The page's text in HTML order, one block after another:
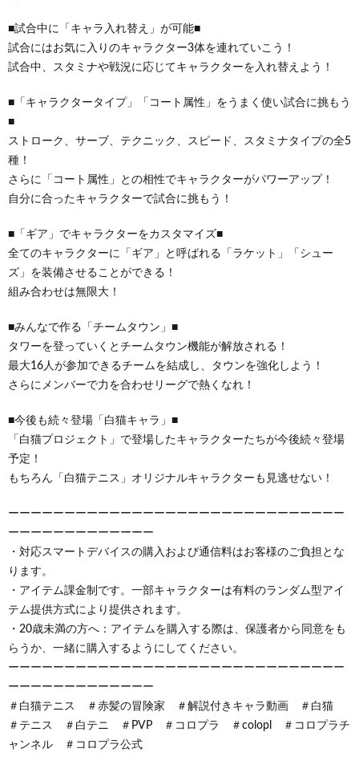
■試合中に「キャラ入れ替え」が可能■
試合にはお気に入りのキャラクター3体を連れていこう！
試合中、スタミナや戦況に応じてキャラクターを入れ替えよう！
■「キャラクタータイプ」「コート属性」をうまく使い試合に挑もう
■
ストローク、サーブ、テクニック、スピード、スタミナタイプの全5
種！
さらに「コート属性」との相性でキャラクターがパワーアップ！
自分に合ったキャラクターで試合に挑もう！
■「ギア」でキャラクターをカスタマイズ■
全てのキャラクターに「ギア」と呼ばれる「ラケット」「シュー
ズ」を装備させることができる！
組み合わせは無限大！
■みんなで作る「チームタウン」■
タワーを登っていくとチームタウン機能が解放される！
最大16人が参加できるチームを結成し、タウンを強化しよう！
さらにメンバーで力を合わせリーグで熱くなれ！
■今後も続々登場「白猫キャラ」■
「白猫プロジェクト」で登場したキャラクターたちが今後続々登場
予定！
もちろん「白猫テニス」オリジナルキャラクターも見逃せない！
ーーーーーーーーーーーーーーーーーーーーーーーーーーーーーー
ーーーーーーーーーーーーー
・対応スマートデバイスの購入および通信料はお客様のご負担とな
ります。
・アイテム課金制です。一部キャラクターは有料のランダム型アイ
テム提供方式により提供されます。
・20歳未満の方へ：アイテムを購入する際は、保護者から同意をも
らうか、一緒に購入するようにしてください。
ーーーーーーーーーーーーーーーーーーーーーーーーーーーーーー
ーーーーーーーーーーーーー
＃白猫テニス ＃赤髪の冒険家 ＃解説付きキャラ動画 ＃白猫
＃テニス ＃白テニ ＃PVP ＃コロプラ ＃colopl ＃コロプラチ
ャンネル ＃コロプラ公式